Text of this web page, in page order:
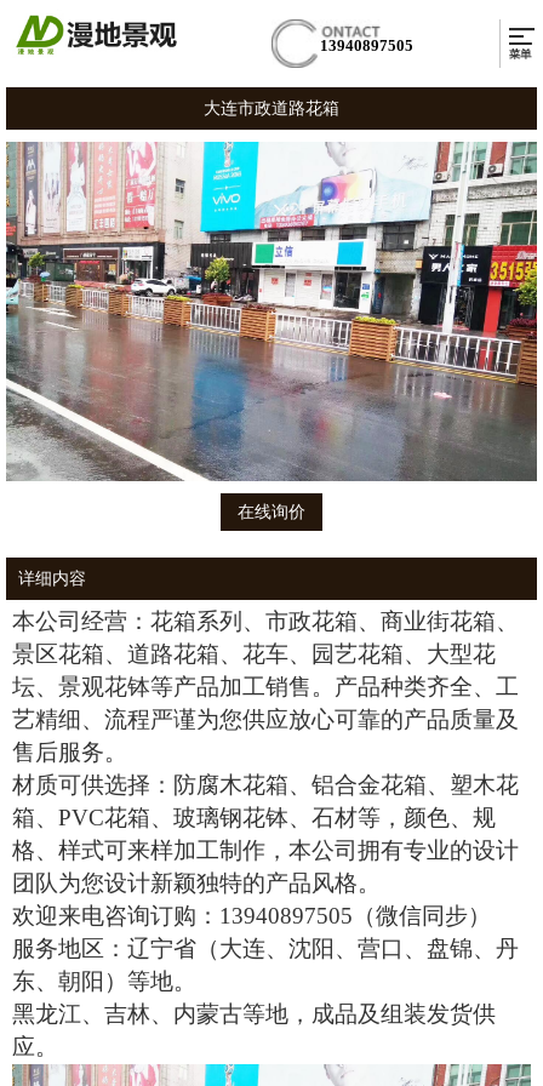
13940897505
大连市政道路花箱
在线询价
详细内容
本公司经营：花箱系列、市政花箱、商业街花箱、
景区花箱、道路花箱、花车、园艺花箱、大型花
坛、景观花钵等产品加工销售。产品种类齐全、工
艺精细、流程严谨为您供应放心可靠的产品质量及
售后服务。
材质可供选择：防腐木花箱、铝合金花箱、塑木花
箱、 PVC花箱、玻璃钢花钵、石材等，颜色、规
格、样式可来样加工制作，本公司拥有专业的设计
团队为您设计新颖独特的产品风格。
欢迎来电咨询订购： 13940897505 （微信同步）
服务地区：辽宁省（大连、沈阳、营口、盘锦、丹
东、朝阳）等地。
黑龙江、吉林、内蒙古等地，成品及组装发货供
应。